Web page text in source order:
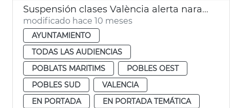
Suspensión clases València alerta naranja lluvias
modificado hace 10 meses
AYUNTAMIENTO
TODAS LAS AUDIENCIAS
POBLATS MARITIMS
POBLES OEST
POBLES SUD
VALENCIA
EN PORTADA
EN PORTADA TEMÁTICA